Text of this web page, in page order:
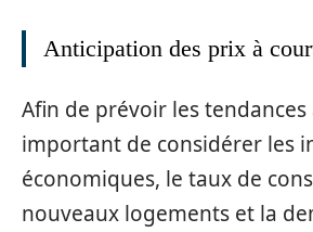
Anticipation des prix à
Afin de prévoir les tendances
important de considérer les
économiques, le taux de
nouveaux logements et la